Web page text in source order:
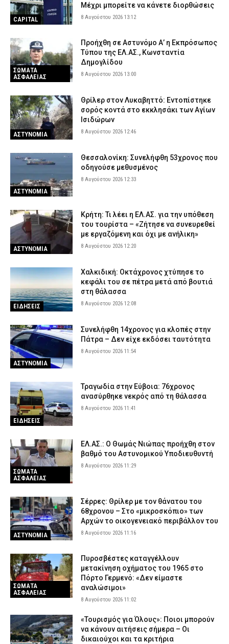
CAPITAL
Μέχρι μπορείτε να κάνετε διορθώσεις
8 Αυγούστου 2026 13:12
ΣΩΜΑΤΑ
ΑΣΦΑΛΕΙΑΣ
Προήχθη σε Αστυνόμο Α’ η Εκπρόσωπος
Τύπου της ΕΛ.ΑΣ., Κωνσταντία
Δημογλίδου
8 Αυγούστου 2026 13:00
ΑΣΤΥΝΟΜΙΑ
Θρίλερ στον Λυκαβηττό: Εντοπίστηκε
σορός κοντά στο εκκλησάκι των Αγίων
Ισιδώρων
8 Αυγούστου 2026 12:46
ΑΣΤΥΝΟΜΙΑ
Θεσσαλονίκη: Συνελήφθη 53χρονος που
οδηγούσε μεθυσμένος
8 Αυγούστου 2026 12:33
ΑΣΤΥΝΟΜΙΑ
Κρήτη: Τι λέει η ΕΛ.ΑΣ. για την υπόθεση
του τουρίστα – «Ζήτησε να συνευρεθεί
με εργαζόμενη και όχι με ανήλικη»
8 Αυγούστου 2026 12:20
ΕΙΔΗΣΕΙΣ
Χαλκιδική: Οκτάχρονος χτύπησε το
κεφάλι του σε πέτρα μετά από βουτιά
στη θάλασσα
8 Αυγούστου 2026 12:08
ΑΣΤΥΝΟΜΙΑ
Συνελήφθη 14χρονος για κλοπές στην
Πάτρα – Δεν είχε εκδόσει ταυτότητα
8 Αυγούστου 2026 11:54
ΕΙΔΗΣΕΙΣ
Τραγωδία στην Εύβοια: 76χρονος
ανασύρθηκε νεκρός από τη θάλασσα
8 Αυγούστου 2026 11:41
ΣΩΜΑΤΑ
ΑΣΦΑΛΕΙΑΣ
ΕΛ.ΑΣ.: Ο Θωμάς Νιώπας προήχθη στον
βαθμό του Αστυνομικού Υποδιευθυντή
8 Αυγούστου 2026 11:29
ΑΣΤΥΝΟΜΙΑ
Σέρρες: Θρίλερ με τον θάνατου του
68χρονου – Στο «μικροσκόπιο» των
Αρχών το οικογενειακό περιβάλλον του
8 Αυγούστου 2026 11:16
ΣΩΜΑΤΑ
ΑΣΦΑΛΕΙΑΣ
Πυροσβέστες καταγγέλλουν
μετακίνηση οχήματος του 1965 στο
Πόρτο Γερμενό: «Δεν είμαστε
αναλώσιμοι»
8 Αυγούστου 2026 11:02
«Τουρισμός για Όλους»: Ποιοι μπορούν
να κάνουν αιτήσεις σήμερα – Οι
δικαιούχοι και τα κριτήρια